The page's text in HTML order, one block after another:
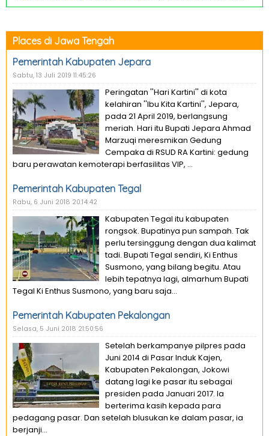
Places di Jawa Tengah
Pemerintah Kabupaten Jepara
Sabtu, 13 Juli 2019 11:45:26
Peringatan ''Hari Kartini'' di kota
kelahiran ''Ibu Kita Kartini'', Jepara,
pada 21 April 2019, berlangsung
meriah. Hari itu Bupati Jepara Ahmad
Marzuqi meresmikan Gedung
Cempaka di RSUD RA Kartini: gedung
baru perawatan kemoterapi berfasilitas VIP, ...
Pemerintah Kabupaten Tegal
Rabu, 6 Juni 2018 20:14:42
Kabupaten Tegal itu kabupaten
rongsok. Bupatinya pun sampah. Tak
perlu tersinggung dengan dua kalimat
tadi. Bupati Tegal sendiri, Ki Enthus
Susmono, yang bilang begitu. Atau
lebih tepatnya lagi, almarhum Bupati
Tegal Ki Enthus Susmono, yang baru saja...
Pemerintah Kabupaten Pekalongan
Selasa, 5 Juni 2018 21:50:56
Setelah berkampanye pilpres pada
Juni 2014 di Pasar Induk Kajen,
Kabupaten Pekalongan, Jokowi
datang lagi ke pasar itu sebagai
presiden pada Januari 2017. Ia
berterima kasih kepada para
pedagang pasar. Dan setelah blusukan ke dalam pasar, ia
berjanji...